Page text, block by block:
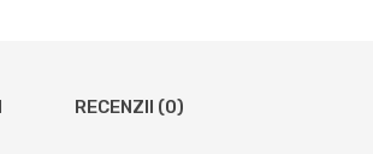
RECENZII (0)